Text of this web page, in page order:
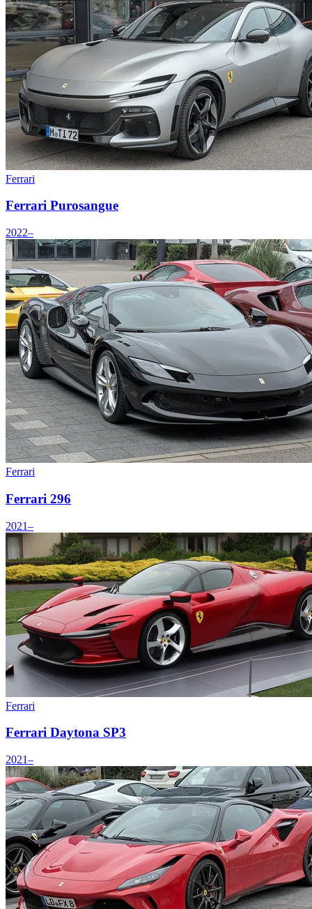
Ferrari
Ferrari Purosangue
2022–
Ferrari
Ferrari 296
2021–
Ferrari
Ferrari Daytona SP3
2021–